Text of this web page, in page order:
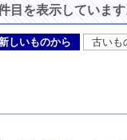
目を表示していま
しいものから 古いも